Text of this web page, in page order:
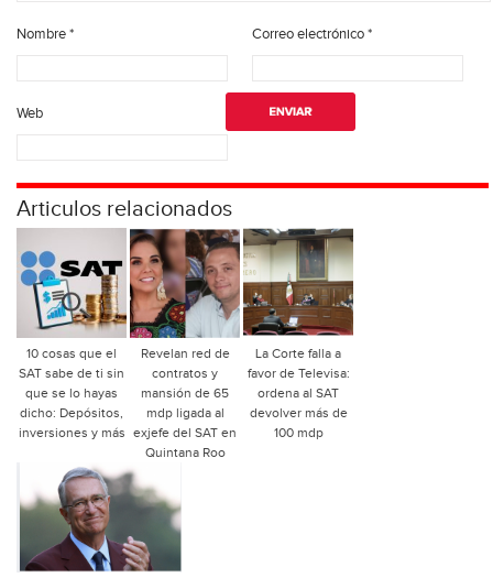
Nombre* Correo electrónico*
Web
Articulos relacionados
10 cosas que el
SAT sabe de ti sin
que se lo hayas
dicho: Depósitos,
inversiones y más
Revelan red de
contratos y
mansión de 65
mdp ligada al
exjefe del SAT en
Quintana Roo
La Corte falla a
favor de Televisa:
ordena al SAT
devolver más de
100 mdp